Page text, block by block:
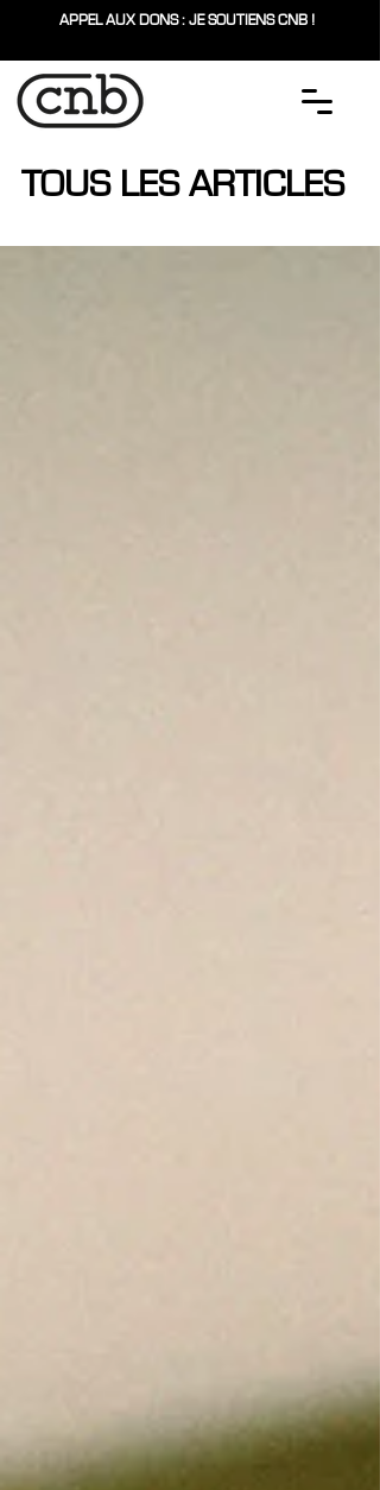
APPEL AUX DONS : JE SOUTIENS CNB !
TOUS LES ARTICLES